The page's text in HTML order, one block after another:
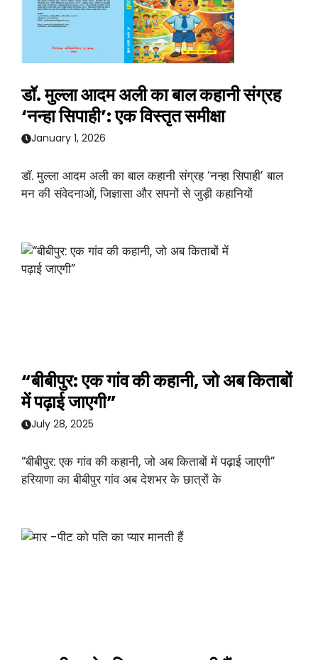
डॉ. मुल्ला आदम अली का बाल कहानी संग्रह
‘नन्हा सिपाही’: एक विस्तृत समीक्षा
January 1, 2026
डॉ. मुल्ला आदम अली का बाल कहानी संग्रह ‘नन्हा सिपाही’ बाल
मन की संवेदनाओं, जिज्ञासा और सपनों से जुड़ी कहानियों
“बीबीपुर: एक गांव की कहानी, जो अब किताबों
में पढ़ाई जाएगी”
July 28, 2025
“बीबीपुर: एक गांव की कहानी, जो अब किताबों में पढ़ाई जाएगी”
हरियाणा का बीबीपुर गांव अब देशभर के छात्रों के